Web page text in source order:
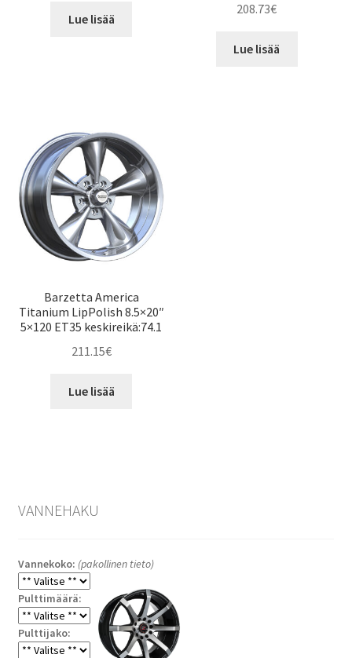
Lue lisää
208.73€
Lue lisää
Barzetta America
Titanium LipPolish 8.5×20″
5×120 ET35 keskireikä:74.1
211.15€
Lue lisää
VANNEHAKU
Vannekoko: (pakollinen tieto)
Pulttimäärä:
Pulttijako: